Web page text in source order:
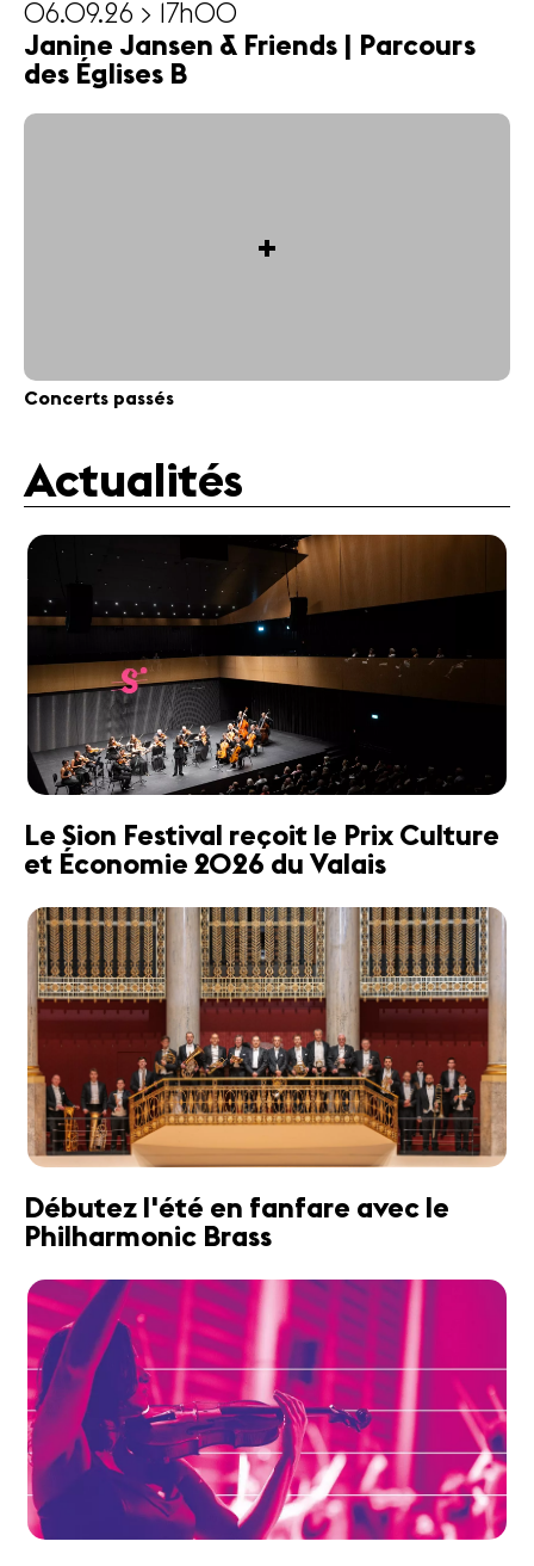
06.09.26 > 17h00
Janine Jansen & Friends | Parcours
des Églises B
+
Concerts passés
Actualités
Le Sion Festival reçoit le Prix Culture
et Économie 2026 du Valais
Débutez l'été en fanfare avec le
Philharmonic Brass